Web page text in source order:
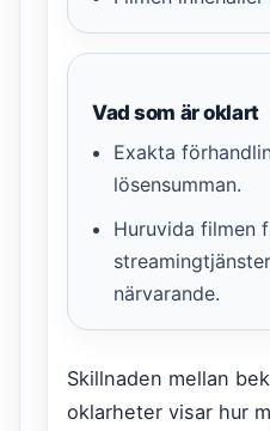
Vad som är oklart
Exakta
lösensumman.
Huruvida filmen
närvarande.
Skillnaden mellan
oklarheter visar hur